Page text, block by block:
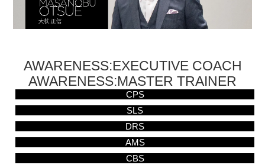
AWARENESS:EXECUTIVE COACH
AWARENESS:MASTER TRAINER
CPS
SLS
DRS
AMS
CBS